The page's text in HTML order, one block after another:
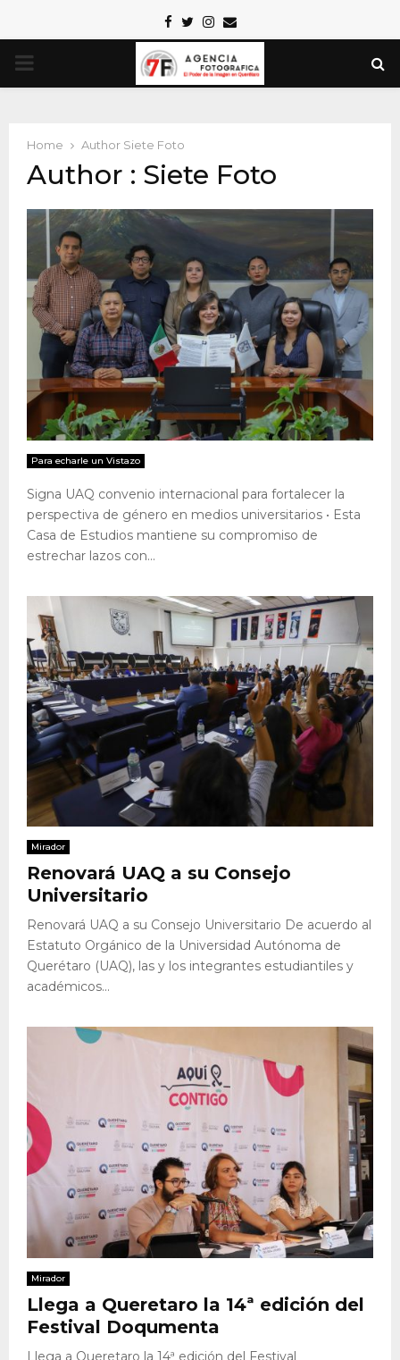
Facebook
TwitterInstagram
Email
PRIMARY
Home Author Siete Foto
Author : Siete Foto
Para echarle un Vistazo
Signa UAQ convenio internacional para fortalecer la
perspectiva de género en medios universitarios • Esta
Casa de Estudios mantiene su compromiso de
estrechar lazos con...
Mirador
Renovará UAQ a su Consejo
Universitario
Renovará UAQ a su Consejo Universitario De acuerdo al
Estatuto Orgánico de la Universidad Autónoma de
Querétaro (UAQ), las y los integrantes estudiantiles y
académicos...
Mirador
Llega a Queretaro la 14ª edición del
Festival Doqumenta
Llega a Queretaro la 14ª edición del Festival